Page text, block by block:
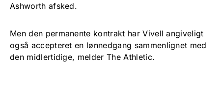
Ashworth afsked.
Men den permanente kontrakt har Vivell angiveligt
også accepteret en lønnedgang sammenlignet med
den midlertidige, melder The Athletic.